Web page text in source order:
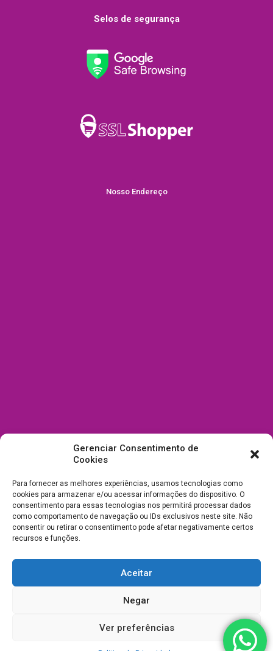
Gerenciar Consentimento de
Cookies
Para fornecer as melhores experiências, usamos tecnologias como
cookies para armazenar e/ou acessar informações do dispositivo. O
consentimento para essas tecnologias nos permitirá processar dados
como comportamento de navegação ou IDs exclusivos neste site. Não
consentir ou retirar o consentimento pode afetar negativamente certos
recursos e funções.
Aceitar
Negar
Ver preferências
Selos de segurança
Nosso Endereço
Todos Direitos Reservados a Drica Enfeites Pet Shop - CNPJ:
03.238.240/0001-39 -Desenvolvimento e Suporte